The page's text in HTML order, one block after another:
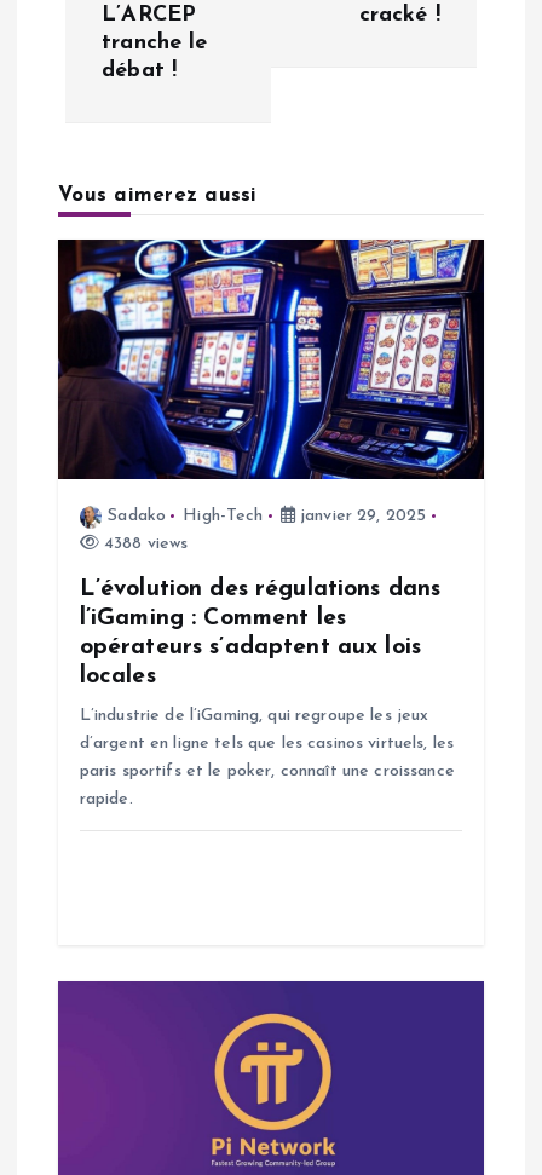
t
o
n
L’ARCEP
tranche le
débat !
cracké !
Vous aimerez aussi
Sadako High-Tech
janvier 29, 2025
4388 views
L’évolution des régulations dans
l’iGaming : Comment les
opérateurs s’adaptent aux lois
locales
L’industrie de l’iGaming, qui regroupe les jeux
d’argent en ligne tels que les casinos virtuels, les
paris sportifs et le poker, connaît une croissance
rapide.